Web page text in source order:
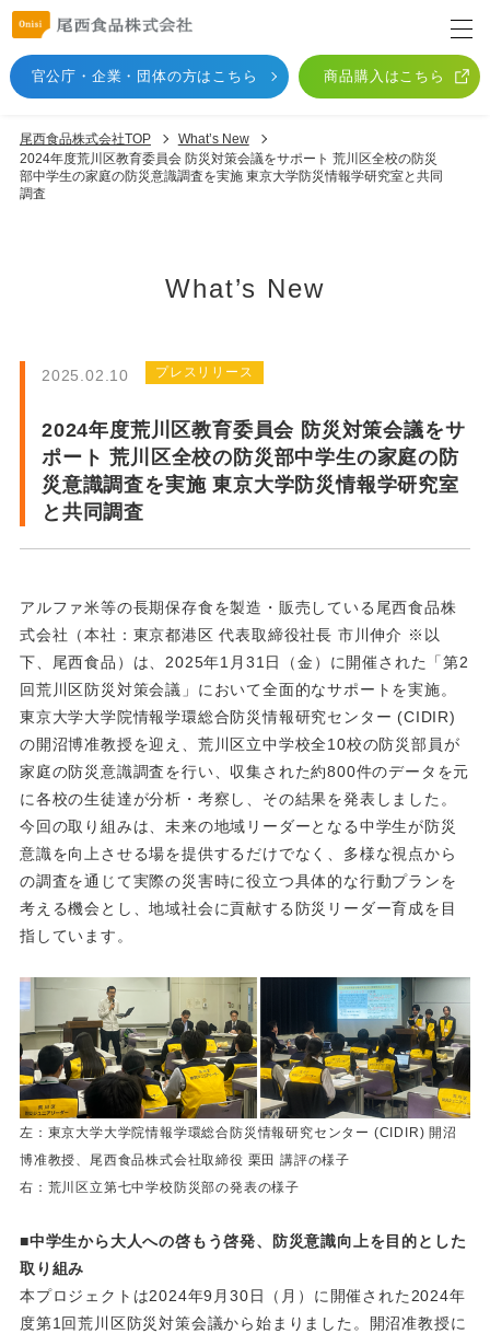
官公庁・企業・団体の方はこちら 商品購入はこちら
尾西食品株式会社TOP
What’s New
2024年度荒川区教育委員会 防災対策会議をサポート 荒川区全校の防災
部中学生の家庭の防災意識調査を実施 東京大学防災情報学研究室と共同
調査
What’s New
2025.02.10 プレスリリース
2024年度荒川区教育委員会 防災対策会議をサ
ポート 荒川区全校の防災部中学生の家庭の防
災意識調査を実施 東京大学防災情報学研究室
と共同調査
アルファ米等の長期保存食を製造・販売している尾西食品株
式会社（本社：東京都港区 代表取締役社長 市川伸介 ※以
下、尾西食品）は、2025年1月31日（金）に開催された「第2
回荒川区防災対策会議」において全面的なサポートを実施。
東京大学大学院情報学環総合防災情報研究センター (CIDIR)
の開沼博准教授を迎え、荒川区立中学校全10校の防災部員が
家庭の防災意識調査を行い、収集された約800件のデータを元
に各校の生徒達が分析・考察し、その結果を発表しました。
今回の取り組みは、未来の地域リーダーとなる中学生が防災
意識を向上させる場を提供するだけでなく、多様な視点から
の調査を通じて実際の災害時に役立つ具体的な行動プランを
考える機会とし、地域社会に貢献する防災リーダー育成を目
指しています。
左：東京大学大学院情報学環総合防災情報研究センター (CIDIR) 開沼
博准教授、尾西食品株式会社取締役 栗田 講評の様子
右：荒川区立第七中学校防災部の発表の様子
■中学生から大人への啓もう啓発、防災意識向上を目的とした
取り組み
本プロジェクトは2024年9月30日（月）に開催された2024年
度第1回荒川区防災対策会議から始まりました。開沼准教授に